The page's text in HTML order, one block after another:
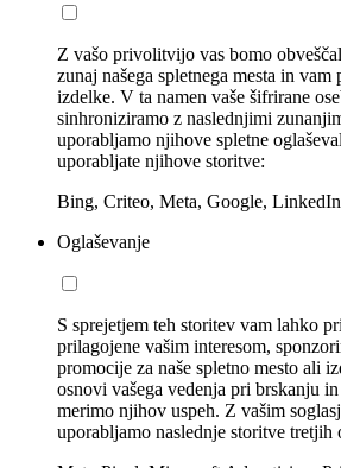
Z vašo privolitvijo vas bomo
zunaj našega spletnega mesta in
izdelke. V ta namen vaše šifrirane
sinhroniziramo z naslednjimi
uporabljamo njihove spletne
uporabljate njihove storitve:
Bing, Criteo, Meta, Google,
Oglaševanje
S sprejetjem teh storitev vam lahko
prilagojene vašim interesom,
promocije za naše spletno mesto ali
osnovi vašega vedenja pri brskanju
merimo njihov uspeh. Z vašim
uporabljamo naslednje storitve tretjih